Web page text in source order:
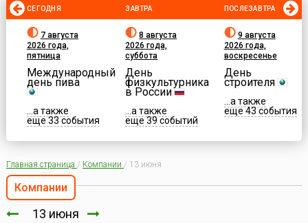
СЕГОДНЯ
7 августа
2026 года,
пятница
Международный
день пива
...а также
еще 33 события
ЗАВТРА
8 августа
2026 года,
суббота
День
физкультурника
в России
...а также
еще 39 событий
ПОСЛЕЗАВТРА
9 августа
2026 года,
воскресенье
День
строителя
...а также
еще 43 события
Главная страница / Компании / 13 июня
Компании
13 июня